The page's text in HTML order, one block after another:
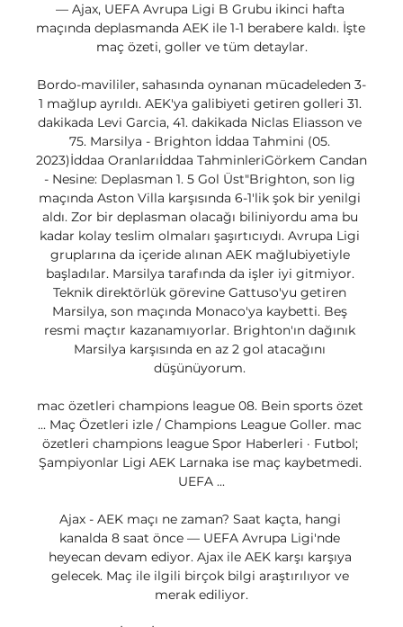
— Ajax, UEFA Avrupa Ligi B Grubu ikinci hafta
maçında deplasmanda AEK ile 1-1 berabere kaldı. İşte
maç özeti, goller ve tüm detaylar.
Bordo-mavililer, sahasında oynanan mücadeleden 3-
1 mağlup ayrıldı. AEK'ya galibiyeti getiren golleri 31.
dakikada Levi Garcia, 41. dakikada Niclas Eliasson ve
75. Marsilya - Brighton İddaa Tahmini (05.
2023)İddaa Oranlarıİddaa TahminleriGörkem Candan
- Nesine: Deplasman 1. 5 Gol Üst"Brighton, son lig
maçında Aston Villa karşısında 6-1'lik şok bir yenilgi
aldı. Zor bir deplasman olacağı biliniyordu ama bu
kadar kolay teslim olmaları şaşırtıcıydı. Avrupa Ligi
gruplarına da içeride alınan AEK mağlubiyetiyle
başladılar. Marsilya tarafında da işler iyi gitmiyor.
Teknik direktörlük görevine Gattuso'yu getiren
Marsilya, son maçında Monaco'ya kaybetti. Beş
resmi maçtır kazanamıyorlar. Brighton'ın dağınık
Marsilya karşısında en az 2 gol atacağını
düşünüyorum.
mac özetleri champions league 08. Bein sports özet
... Maç Özetleri izle / Champions League Goller. mac
özetleri champions league Spor Haberleri · Futbol;
Şampiyonlar Ligi AEK Larnaka ise maç kaybetmedi.
UEFA ...
Ajax - AEK maçı ne zaman? Saat kaçta, hangi
kanalda 8 saat önce — UEFA Avrupa Ligi'nde
heyecan devam ediyor. Ajax ile AEK karşı karşıya
gelecek. Maç ile ilgili birçok bilgi araştırılıyor ve
merak ediliyor.